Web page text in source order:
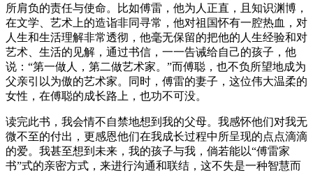
所肩负的责任与使命。比如傅雷，他为人正直，且知识渊博，
在文学、艺术上的造诣非同寻常，他对祖国怀有一腔热血，对
人生和生活理解非常透彻，他毫无保留的把他的人生经验和对
艺术、生活的见解，通过书信，一一告诫给自己的孩子，他
说：“第一做人，第二做艺术家。”而傅聪，也不负所望地成为
父亲引以为傲的艺术家。同时，傅雷的妻子，这位伟大温柔的
女性，在傅聪的成长路上，也功不可没。
读完此书，我会情不自禁地想到我的父母。我感怀他们对我无
微不至的付出，更感恩他们在我成长过程中所呈现的点点滴滴
的爱。我甚至想到未来，我的孩子与我，倘若能以“傅雷家
书”式的亲密方式，来进行沟通和联结，这不失是一种智慧而